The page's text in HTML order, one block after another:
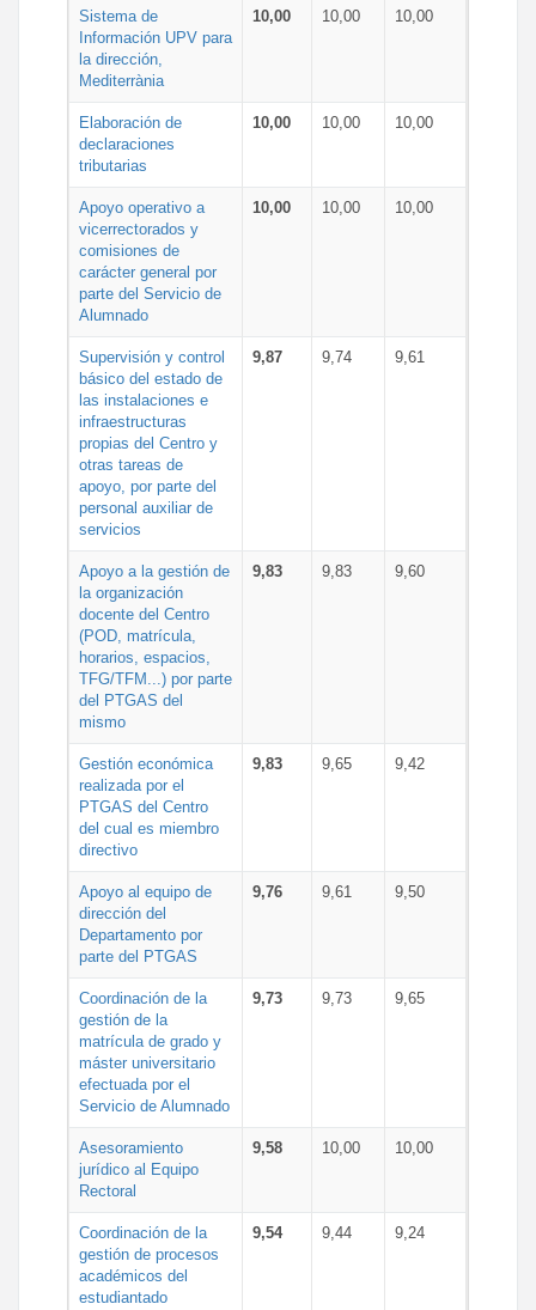
Sistema de
Información UPV para
la dirección,
Mediterrània
10,00 10,00 10,00
Elaboración de
declaraciones
tributarias
10,00 10,00 10,00
Apoyo operativo a
vicerrectorados y
comisiones de
carácter general por
parte del Servicio de
Alumnado
10,00 10,00 10,00
Supervisión y control
básico del estado de
las instalaciones e
infraestructuras
propias del Centro y
otras tareas de
apoyo, por parte del
personal auxiliar de
servicios
9,87 9,74 9,61
Apoyo a la gestión de
la organización
docente del Centro
(POD, matrícula,
horarios, espacios,
TFG/TFM...) por parte
del PTGAS del
mismo
9,83 9,83 9,60
Gestión económica
realizada por el
PTGAS del Centro
del cual es miembro
directivo
9,83 9,65 9,42
Apoyo al equipo de
dirección del
Departamento por
parte del PTGAS
9,76 9,61 9,50
Coordinación de la
gestión de la
matrícula de grado y
máster universitario
efectuada por el
Servicio de Alumnado
9,73 9,73 9,65
Asesoramiento
jurídico al Equipo
Rectoral
9,58 10,00 10,00
Coordinación de la
gestión de procesos
académicos del
estudiantado
9,54 9,44 9,24